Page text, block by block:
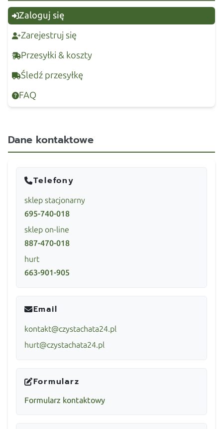
Zaloguj się
Zarejestruj się
Przesyłki & koszty
Śledź przesyłkę
FAQ
Dane kontaktowe
Telefony
sklep stacjonarny
695-740-018
sklep on-line
887-470-018
hurt
663-901-905
Email
kontakt@czystachata24.pl
hurt@czystachata24.pl
Formularz
Formularz kontaktowy